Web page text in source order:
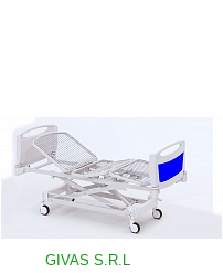
GIVAS S.R.L